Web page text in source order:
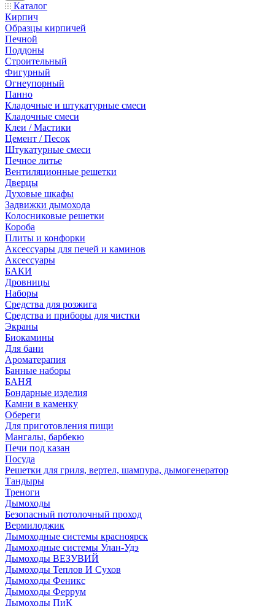
Каталог
Кирпич
Образцы кирпичей
Печной
Поддоны
Строительный
Фигурный
Огнеупорный
Панно
Кладочные и штукатурные смеси
Кладочные смеси
Клеи / Мастики
Цемент / Песок
Штукатурные смеси
Печное литье
Вентиляционные решетки
Дверцы
Духовые шкафы
Задвижки дымохода
Колосниковые решетки
Короба
Плиты и конфорки
Аксессуары для печей и каминов
Аксессуары
БАКИ
Дровницы
Наборы
Средства для розжига
Средства и приборы для чистки
Экраны
Биокамины
Для бани
Ароматерапия
Банные наборы
БАНЯ
Бондарные изделия
Камни в каменку
Обереги
Для приготовления пищи
Мангалы, барбекю
Печи под казан
Посуда
Решетки для гриля, вертел, шампура, дымогенератор
Тандыры
Треноги
Дымоходы
Безопасный потолочный проход
Вермилоджик
Дымоходные системы красноярск
Дымоходные системы Улан-Удэ
Дымоходы ВЕЗУВИЙ
Дымоходы Теплов И Сухов
Дымоходы Феникс
Дымоходы Феррум
Дымоходы ПиК